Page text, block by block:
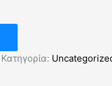
Κατηγορία: